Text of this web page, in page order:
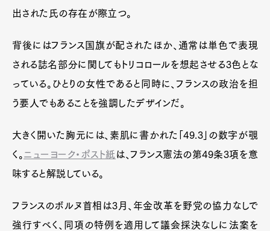
出された氏の存在が際立つ。
背後にはフランス国旗が配されたほか、通常は単色で表現
される誌名部分に関してもトリコロールを想起させる3色とな
っている。ひとりの女性であると同時に、フランスの政治を担
う要人でもあることを強調したデザインだ。
大きく開いた胸元には、素肌に書かれた「49.3」の数字が覗
く。 ニューヨーク・ポスト紙 は、フランス憲法の第49条3項を意
味すると解説している。
フランスのボルヌ首相は3月、年金改革を野党の協力なしで
強行すべく、同項の特例を適用して議会採決なしに法案を